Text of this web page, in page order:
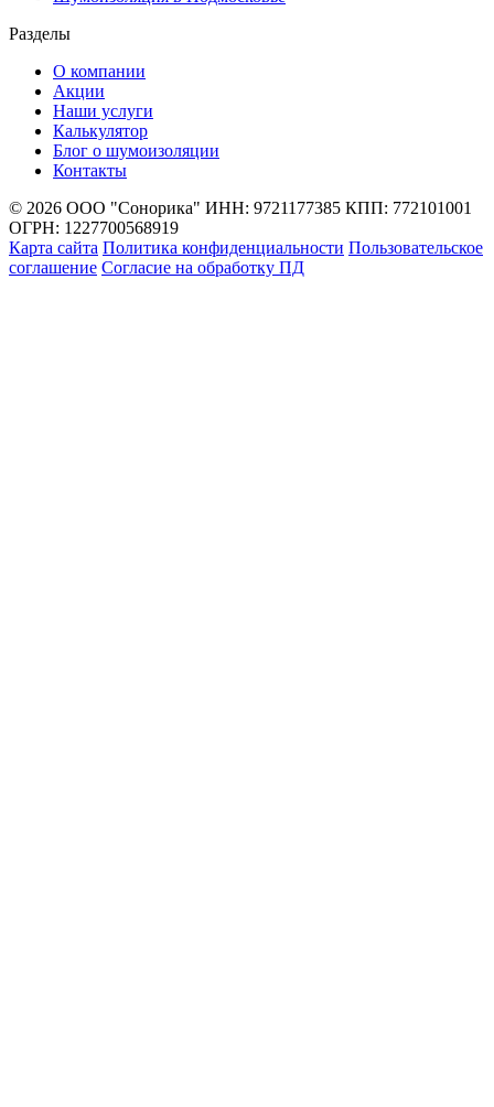
Разделы
О компании
Акции
Наши услуги
Калькулятор
Блог о шумоизоляции
Контакты
© 2026 ООО "Сонорика" ИНН: 9721177385 КПП: 772101001
ОГРН: 1227700568919
Карта сайта Политика конфиденциальности Пользовательское
соглашение Согласие на обработку ПД